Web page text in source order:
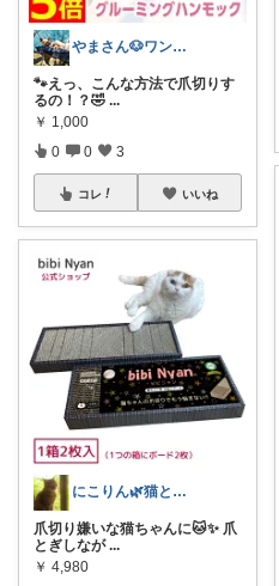
やまさん🐶ワンコとキャンプ🔥
🐾えっ、こんな方法で爪切りす
るの！？🤣 ...
￥ 1,000
0 0 3
コレ いいね
にこりん🌿猫と暮らす主婦のROOM😹
爪切り嫌いな猫ちゃんに🐱✨ 爪
とぎしなが ...
￥ 4,980